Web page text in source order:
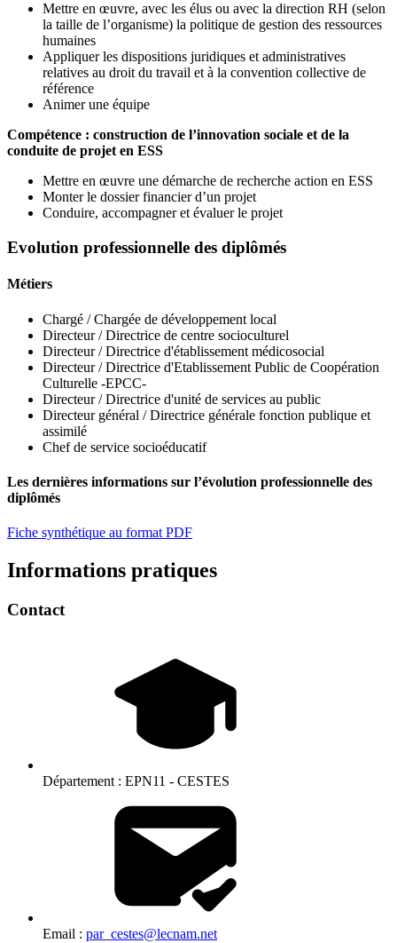
Mettre en œuvre, avec les élus ou avec la direction RH (selon
la taille de l’organisme) la politique de gestion des ressources
humaines
Appliquer les dispositions juridiques et administratives
relatives au droit du travail et à la convention collective de
référence
Animer une équipe
Compétence : construction de l’innovation sociale et de la
conduite de projet en ESS
Mettre en œuvre une démarche de recherche action en ESS
Monter le dossier financier d’un projet
Conduire, accompagner et évaluer le projet
Evolution professionnelle des diplômés
Métiers
Chargé / Chargée de développement local
Directeur / Directrice de centre socioculturel
Directeur / Directrice d'établissement médicosocial
Directeur / Directrice d'Etablissement Public de Coopération
Culturelle -EPCC-
Directeur / Directrice d'unité de services au public
Directeur général / Directrice générale fonction publique et
assimilé
Chef de service socioéducatif
Les dernières informations sur l’évolution professionnelle des
diplômés
Fiche synthétique au format PDF
Informations pratiques
Contact
Département : EPN11 - CESTES
Email : par_cestes@lecnam.net